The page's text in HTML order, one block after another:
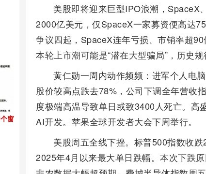
美股即将迎来巨型IPO浪潮，SpaceX
2000亿美元，仅SpaceX一家募资便高达
争议四起，SpaceX连年亏损、市销率超
本轮上市潮可能是“潜在大型骗局”，历史
黄仁勋一周内动作频频：进军个人电
股价较高点跌去78%，公司下调全年营收
度极端高温导致单日或致3400人死亡。
AI开发。苹果全球开发者大会下周举行。
美股周五全线下挫。标普500指数收
2025年4月以来最大单日跌幅。本次下跌
窗